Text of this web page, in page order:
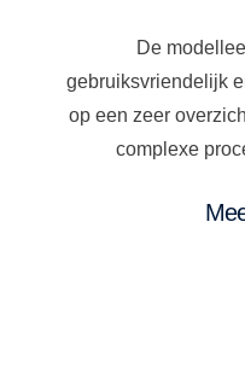
De
gebruiksvriendelijk
op een zeer
complexe